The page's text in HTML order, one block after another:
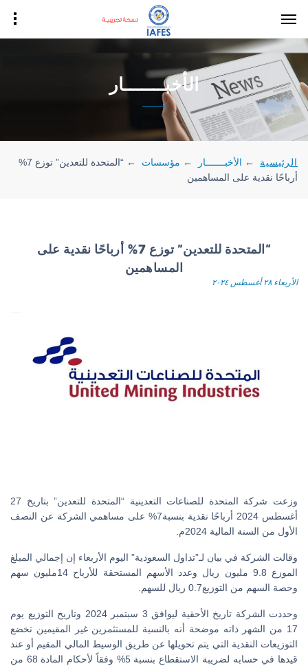
الأخبـــــــار
الرئيسية ← الأخبـــــــار ← مؤسسات ←
“المتحدة للتعدين” توزع 7%
أرباحًا نقدية على المساهمين
“المتحدة للتعدين” توزع 7% أرباحًا نقدية على
المساهمين
الأربعاء ٢٨ أغسطس ٢٠٢٤
وزعت شركة المتحدة للصناعات التعدينية “المتحدة للتعدين” بتاريخ 27
أغسطس 2024 أرباحًا نقدية بنسبة7% على مساهمي الشركة عن النصف
الأول من السنة المالية 2024م.
وقالت الشركة في بيان لـ”تداول السعودية” اليوم الأربعاء إن إجمالي المبلغ
الموزع 9.8 مليون ريال وعدد الأسهم المستحقة للأرباح 14مليون سهم
وحصة السهم من التوزيع0.7 ريال للسهم.
وحددت الشركة تاريخ الأحقية ليوافق 3 سبتمبر 2024 وتاريخ التوزيع يوم
17 من الشهر ذاته موضحة أنه بالنسبة للمستثمرين غير المقيمين تخضع
التوزيعات النقدية التي يتم تحويلها عن طريق الوسيط المالي المقيم أو عند
قيدها في حسابه لضريبة الاستقطاع بنسبة 5% وفقاً لأحكام المادة 68 من